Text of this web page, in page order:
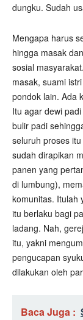
dungku. Sudah
Mengapa harus
hingga masak
sosial
masak, suami
pondok lain. Ada
Itu agar dewi
bulir padi
seluruh proses
sudah dirapikan
panen yang
di lumbung),
komunitas. Itulah
itu berlaku bagi
ladang. Nah,
itu, yakni
pengucapan
dilakukan oleh
Baca Juga :